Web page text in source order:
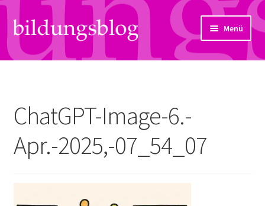
Zur
Navigation
springen
Zum
Inhalt
springen
Menü
Über uns
Links
Kontakt
Subjektiv
ChatGPT-Image-6.-
Apr.-2025,-07_54_07